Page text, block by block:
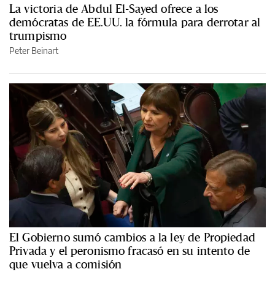
La victoria de Abdul El-Sayed ofrece a los
demócratas de EE.UU. la fórmula para derrotar al
trumpismo
Peter Beinart
El Gobierno sumó cambios a la ley de Propiedad
Privada y el peronismo fracasó en su intento de
que vuelva a comisión